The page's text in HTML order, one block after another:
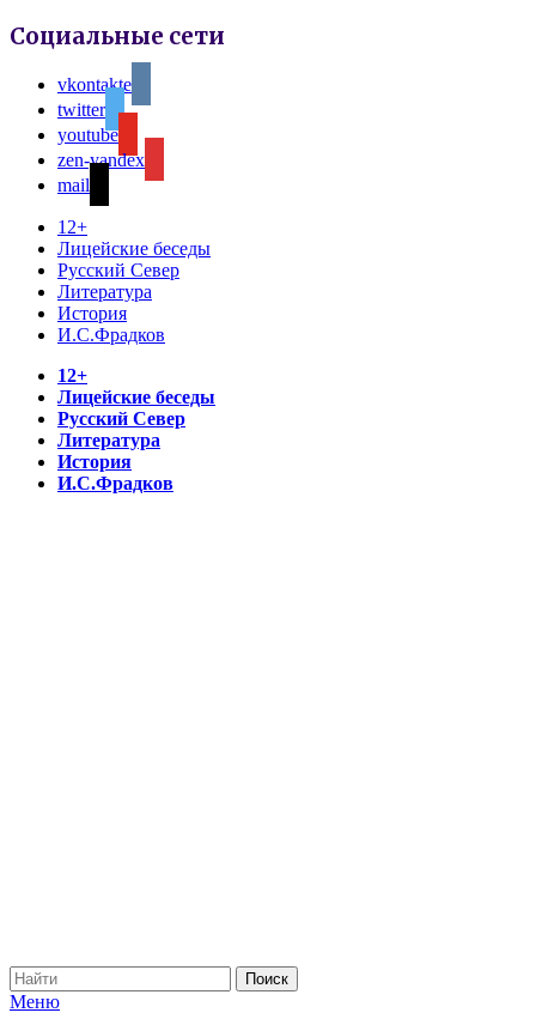
Социальные сети
vkontakte
twitter
youtube
zen-yandex
mail
12+
Лицейские беседы
Русский Север
Литература
История
И.С.Фрадков
12+
Лицейские беседы
Русский Север
Литература
История
И.С.Фрадков
Меню